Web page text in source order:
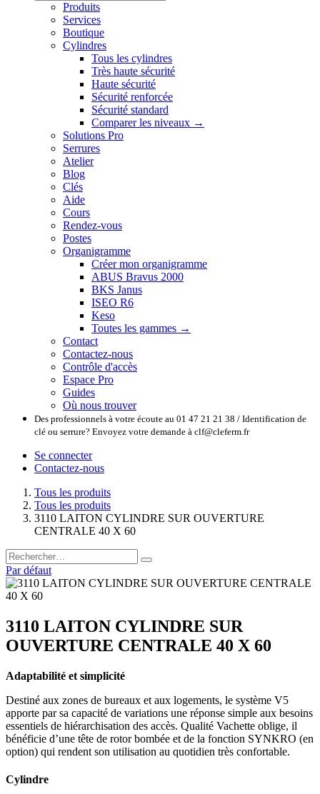
Produits
Services
Boutique
Cylindres
Tous les cylindres
Très haute sécurité
Haute sécurité
Sécurité renforcée
Sécurité standard
Comparer les niveaux →
Solutions Pro
Serrures
Atelier
Blog
Clés
Aide
Cours
Rendez-vous
Postes
Organigramme
Créer mon organigramme
ABUS Bravus 2000
BKS Janus
ISEO R6
Keso
Toutes les gammes →
Contact
Contactez-nous
Contrôle d'accès
Espace Pro
Guides
Où nous trouver
Des professionnels à votre écoute au 01 47 21 21 38 / Identification de
clé ou serrure? Envoyez votre demande à clf@cleferm.fr
Se connecter
Contactez-nous
Tous les produits
Tous les produits
3110 LAITON CYLINDRE SUR OUVERTURE
CENTRALE 40 X 60
Par défaut
3110 LAITON CYLINDRE SUR
OUVERTURE CENTRALE 40 X 60
Adaptabilité et simplicité
Destiné aux zones de bureaux et aux logements, le système V5
apporte par sa capacité de variations une réponse simple aux besoins
essentiels de hiérarchisation des accès. Qualité Vachette oblige, il
bénéficie d’une tête de rotor bombée et de la fonction SYNKRO (en
option) qui rendent son utilisation au quotidien très confortable.
Cylindre